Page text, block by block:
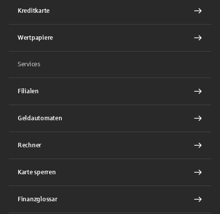
Kreditkarte
Wertpapiere
Services
Filialen
Geldautomaten
Rechner
Karte sperren
Finanzglossar